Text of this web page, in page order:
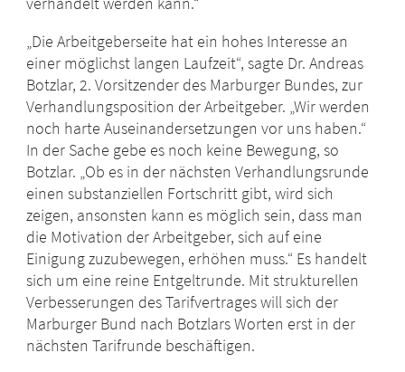
„Die Arbeitgeberseite hat ein hohes Interesse an
einer möglichst langen Laufzeit“, sagte Dr. Andreas
Botzlar, 2. Vorsitzender des Marburger Bundes, zur
Verhandlungsposition der Arbeitgeber. „Wir werden
noch harte Auseinandersetzungen vor uns haben.“
In der Sache gebe es noch keine Bewegung, so
Botzlar. „Ob es in der nächsten Verhandlungsrunde
einen substanziellen Fortschritt gibt, wird sich
zeigen, ansonsten kann es möglich sein, dass man
die Motivation der Arbeitgeber, sich auf eine
Einigung zuzubewegen, erhöhen muss.“ Es handelt
sich um eine reine Entgeltrunde. Mit strukturellen
Verbesserungen des Tarifvertrages will sich der
Marburger Bund nach Botzlars Worten erst in der
nächsten Tarifrunde beschäftigen.